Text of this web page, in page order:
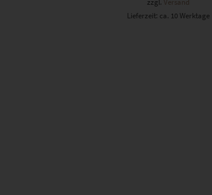
Lieferzeit: ca. 10 Werktage